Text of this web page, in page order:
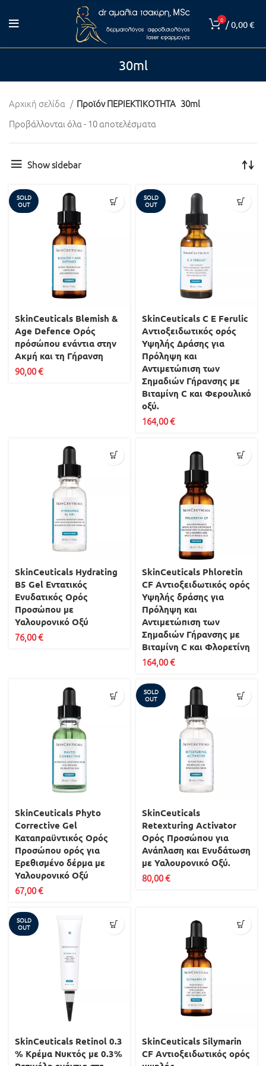
0 /0,00€
30ml
Αρχική σελίδα Προϊόν ΠΕΡΙΕΚΤΙΚΟΤΗΤΑ 30ml
Προβάλλονται όλα - 10 αποτελέσματα
Show sidebar
SOLD
OUT
SkinCeuticals Blemish &
Age Defence Ορός
πρόσώπου ενάντια στην
Ακμή και τη Γήρανση
90,00€
SOLD
OUT
SkinCeuticals C E Ferulic
Aντιοξειδωτικός ορός
Υψηλής Δράσης για
Πρόληψη και
Αντιμετώπιση των
Σημαδιών Γήρανσης με
Βιταμίνη C και Φερουλικό
οξύ.
164,00€
SkinCeuticals Hydrating
B5 Gel Εντατικός
Eνυδατικός Ορός
Προσώπου με
Υαλουρονικό Οξύ
76,00€
SkinCeuticals Phloretin
CF Aντιοξειδωτικός ορός
Υψηλής δράσης για
Πρόληψη και
Αντιμετώπιση των
Σημαδιών Γήρανσης με
Βιταμίνη C και Φλορετίνη
164,00€
SkinCeuticals Phyto
Corrective Gel
Καταπραϋντικός Ορός
Προσώπου ορός για
Ερεθισμένο δέρμα με
Υαλουρονικό Οξύ
67,00€
SOLD
OUT
SkinCeuticals
Retexturing Activator
Ορός Προσώπου για
Ανάπλαση και Ενυδάτωση
με Υαλουρονικό Οξύ.
80,00€
SOLD
OUT
SkinCeuticals Retinol 0.3
% Kρέμα Νυκτός με 0.3%
SkinCeuticals Silymarin
CF Aντιοξειδωτικός ορός